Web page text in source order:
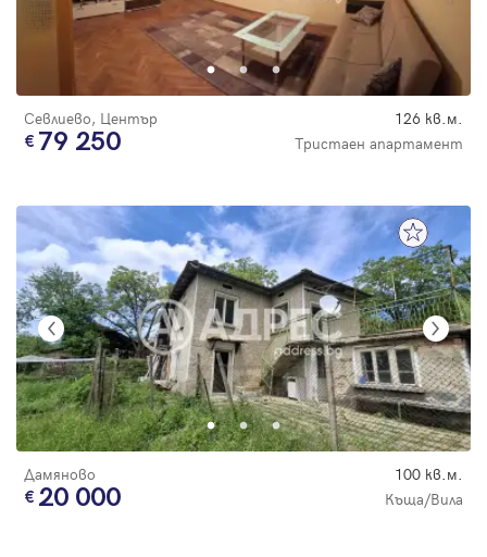
Севлиево, Център 126 кв.м.
79 250 Тристаен апартамент
Дамяново 100 кв.м.
20 000 Къща/Вила